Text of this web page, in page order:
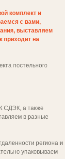
комплект и
с вами,
выставляем
приходит на
постельного
СДЭК, а также
в разные
региона и
упаковываем